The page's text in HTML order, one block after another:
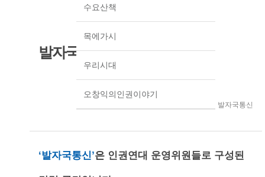
수요산책
목에가시
우리시대
오창익의인권이야기
발자국통신
> 인권연대세상읽기 > 발자국통신
‘발자국통신’은 인권연대 운영위원들로 구성된